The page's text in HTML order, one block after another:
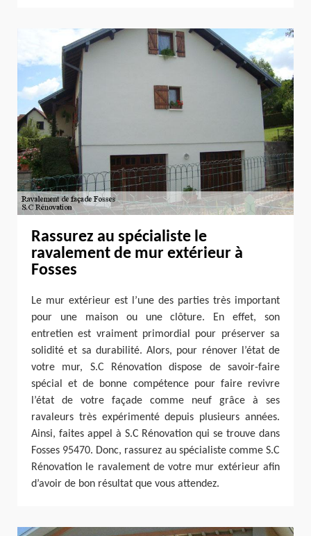
Rassurez au spécialiste le
ravalement de mur extérieur à
Fosses
Le mur extérieur est l’une des parties très important
pour une maison ou une clôture. En effet, son
entretien est vraiment primordial pour préserver sa
solidité et sa durabilité. Alors, pour rénover l’état de
votre mur, S.C Rénovation dispose de savoir-faire
spécial et de bonne compétence pour faire revivre
l’état de votre façade comme neuf grâce à ses
ravaleurs très expérimenté depuis plusieurs années.
Ainsi, faites appel à S.C Rénovation qui se trouve dans
Fosses 95470. Donc, rassurez au spécialiste comme S.C
Rénovation le ravalement de votre mur extérieur afin
d’avoir de bon résultat que vous attendez.